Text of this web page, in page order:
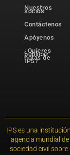
Nuestros
socios
Contáctenos
Apóyenos
¿Quieres
publicar
notas de
IPS?
IPS es una
agencia mundial
sociedad civil